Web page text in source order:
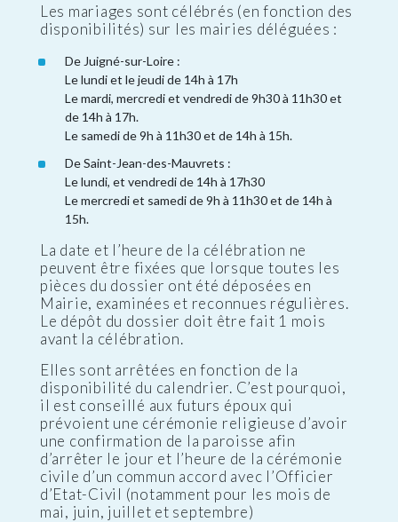
Les mariages sont célébrés (en fonction des
disponibilités) sur les mairies déléguées :
De Juigné-sur-Loire :
Le lundi et le jeudi de 14h à 17h
Le mardi, mercredi et vendredi de 9h30 à 11h30 et
de 14h à 17h.
Le samedi de 9h à 11h30 et de 14h à 15h.
De Saint-Jean-des-Mauvrets :
Le lundi, et vendredi de 14h à 17h30
Le mercredi et samedi de 9h à 11h30 et de 14h à
15h.
La date et l’heure de la célébration ne
peuvent être fixées que lorsque toutes les
pièces du dossier ont été déposées en
Mairie, examinées et reconnues régulières.
Le dépôt du dossier doit être fait 1 mois
avant la célébration.
Elles sont arrêtées en fonction de la
disponibilité du calendrier. C’est pourquoi,
il est conseillé aux futurs époux qui
prévoient une cérémonie religieuse d’avoir
une confirmation de la paroisse afin
d’arrêter le jour et l’heure de la cérémonie
civile d’un commun accord avec l’Officier
d’Etat-Civil (notamment pour les mois de
mai, juin, juillet et septembre)